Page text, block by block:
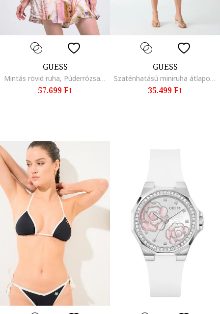
GUESS
Mintás rövid ruha, Púderrózsaszín/Világosbézs/Pisztáciazöld
57.699 Ft
GUESS
Szaténhatású miniruha átlapolt dizájnnal
35.499 Ft